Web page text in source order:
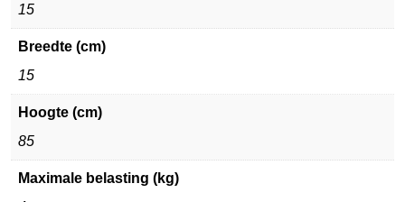
15
Breedte (cm)
15
Hoogte (cm)
85
Maximale belasting (kg)